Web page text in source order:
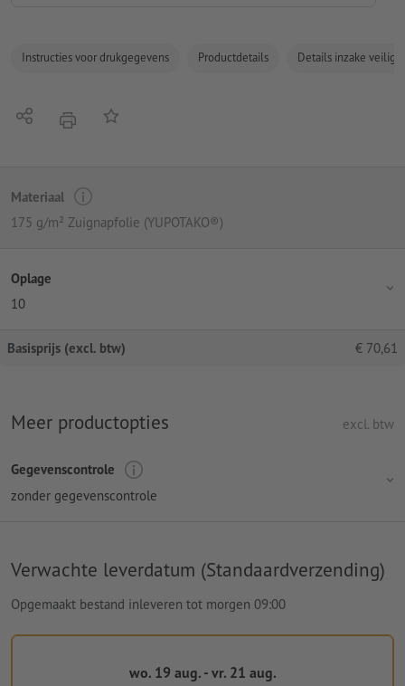
Instructies voor drukgegevens Productdetails Details inzake
Delen afdrukkenOp de lijst
Materiaal
175 g/m² Zuignapfolie (YUPOTAKO®)
Oplage
10
Basisprijs (excl. btw) € 70,61
Meer productopties excl. btw
Gegevenscontrole
zonder gegevenscontrole
Verwachte leverdatum (Standaardverzending)
Opgemaakt bestand inleveren tot morgen 09:00
wo. 19 aug. - vr. 21 aug.